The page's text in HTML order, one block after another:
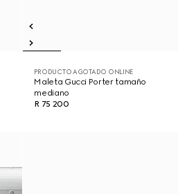
PRODUCTO AGOTADO ONLINE
Maleta Gucci Porter tamaño
mediano
R 75 200